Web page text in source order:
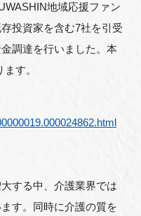
地域応援ファン
投資家を含む7社を引受
調達を行いました。本
す。
する中、介護業界では
す。同時に介護の質を